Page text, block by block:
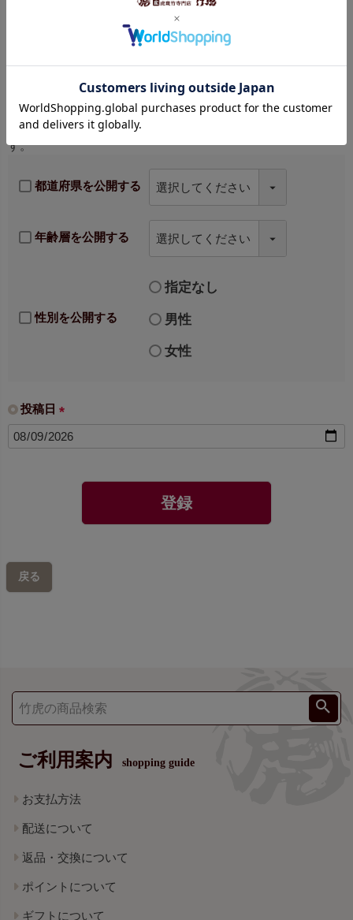
プロフィール公開
チェックを入れると、都道府県、年齢層、性別が表示されま
す。
都道府県を公開する
年齢層を公開する
性別を公開する
指定なし
男性
女性
投稿日
(
必
登録
戻る
ご利用案内 shopping guide
お支払方法
配送について
返品・交換について
ポイントについて
ギフトについて